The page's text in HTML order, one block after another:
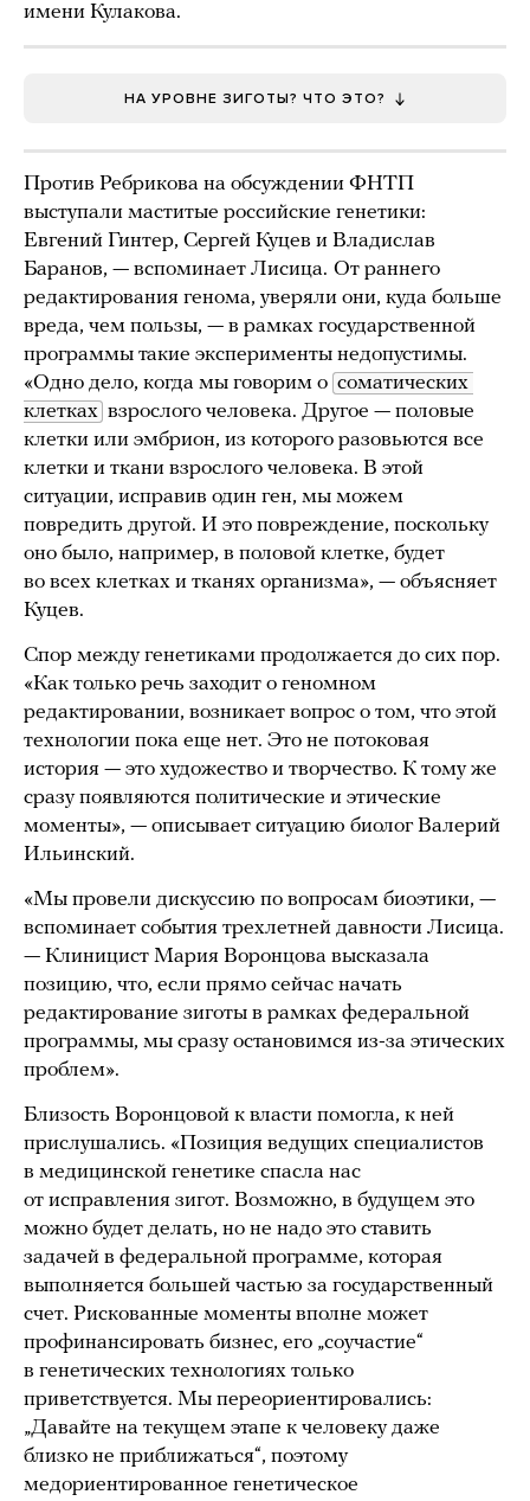
имени Кулакова.
НА УРОВНЕ ЗИГОТЫ? ЧТО ЭТО?
Против Ребрикова на обсуждении ФНТП
выступали маститые российские генетики:
Евгений Гинтер, Сергей Куцев и Владислав
Баранов, — вспоминает Лисица. От раннего
редактирования генома, уверяли они, куда больше
вреда, чем пользы, — в рамках государственной
программы такие эксперименты недопустимы.
«Одно дело, когда мы говорим о соматических
клетках взрослого человека. Другое — половые
клетки или эмбрион, из которого разовьются все
клетки и ткани взрослого человека. В этой
ситуации, исправив один ген, мы можем
повредить другой. И это повреждение, поскольку
оно было, например, в половой клетке, будет
во всех клетках и тканях организма», — объясняет
Куцев.
Спор между генетиками продолжается до сих пор.
«Как только речь заходит о геномном
редактировании, возникает вопрос о том, что этой
технологии пока еще нет. Это не потоковая
история — это художество и творчество. К тому же
сразу появляются политические и этические
моменты», — описывает ситуацию биолог Валерий
Ильинский.
«Мы провели дискуссию по вопросам биоэтики, —
вспоминает события трехлетней давности Лисица.
— Клиницист Мария Воронцова высказала
позицию, что, если прямо сейчас начать
редактирование зиготы в рамках федеральной
программы, мы сразу остановимся из-за этических
проблем».
Близость Воронцовой к власти помогла, к ней
прислушались. «Позиция ведущих специалистов
в медицинской генетике спасла нас
от исправления зигот. Возможно, в будущем это
можно будет делать, но не надо это ставить
задачей в федеральной программе, которая
выполняется большей частью за государственный
счет. Рискованные моменты вполне может
профинансировать бизнес, его „соучастие“
в генетических технологиях только
приветствуется. Мы переориентировались:
„Давайте на текущем этапе к человеку даже
близко не приближаться“, поэтому
медориентированное генетическое